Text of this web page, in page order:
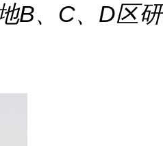
B、C、D区研